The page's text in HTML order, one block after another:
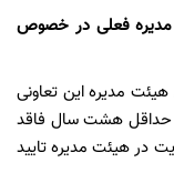
مدیره فعلی در خصوص
مدیره این تعاونی
حداقل هشت سال فاقد
در هیئت مدیره تایید